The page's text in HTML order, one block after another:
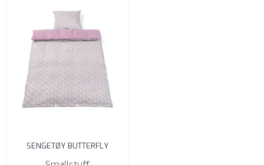
SENGETØY BUTTERFLY
80X100 CM, SMALLSTUFF